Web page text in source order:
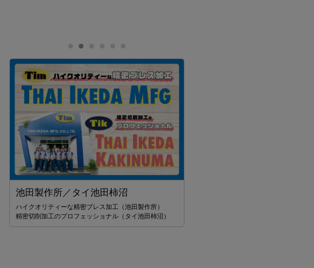
池田製作所／タイ池田柿沼
ハイクオリティーな精密プレス加工（池田製作所）
精密切削加工のプロフェッショナル（タイ池田柿沼）